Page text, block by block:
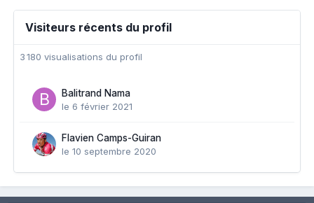
Visiteurs récents du profil
3 180 visualisations du profil
Balitrand Nama
le 6 février 2021
Flavien Camps-Guiran
le 10 septembre 2020